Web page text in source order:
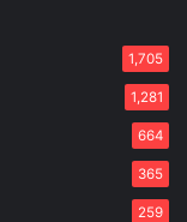
1,705
1,281
664
365
259